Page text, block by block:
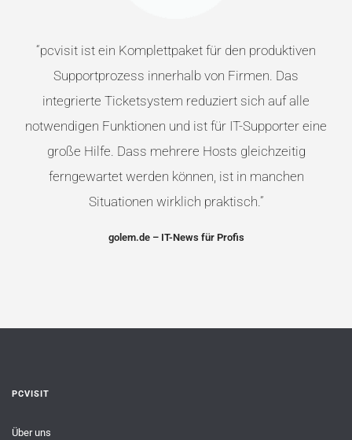
“pcvisit ist ein Komplettpaket für den produktiven
Supportprozess innerhalb von Firmen. Das
integrierte Ticketsystem reduziert sich auf alle
notwendigen Funktionen und ist für IT-Supporter eine
große Hilfe. Dass mehrere Hosts gleichzeitig
ferngewartet werden können, ist in manchen
Situationen wirklich praktisch. ”
golem.de – IT-News für Profis
PCVISIT
Über uns